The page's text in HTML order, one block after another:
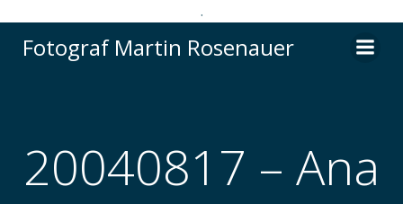
.
til
Fotograf Martin Rosenauer
20040817 – Ana